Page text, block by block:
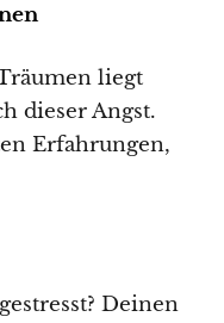
liegt
dieser Angst.
Erfahrungen,
Deinen